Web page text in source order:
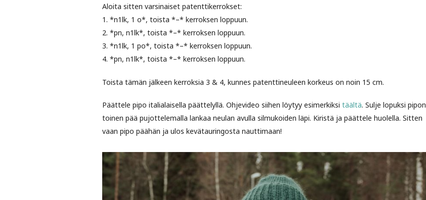
Aloita sitten varsinaiset patenttikerrokset:
1. *n1lk, 1 o*, toista *–* kerroksen loppuun.
2. *pn, n1lk*, toista *–* kerroksen loppuun.
3. *n1lk, 1 po*, toista *–* kerroksen loppuun.
4. *pn, n1lk*, toista *–* kerroksen loppuun.
Toista tämän jälkeen kerroksia 3 & 4, kunnes patenttineuleen korkeus on noin 15 cm.
Päättele pipo italialaisella päättelyllä. Ohjevideo siihen löytyy esimerkiksi täältä. Sulje lopuksi pipon
toinen pää pujottelemalla lankaa neulan avulla silmukoiden läpi. Kiristä ja päättele huolella. Sitten
vaan pipo päähän ja ulos kevätauringosta nauttimaan!